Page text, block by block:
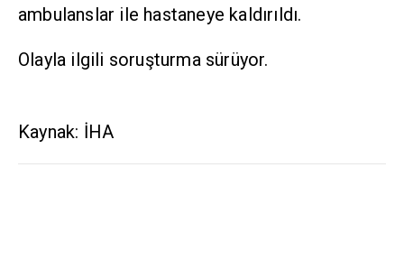
ambulanslar ile hastaneye kaldırıldı.
Olayla ilgili soruşturma sürüyor.
Kaynak: İHA